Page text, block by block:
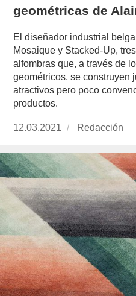
geométricas de
El diseñador industrial
Mosaique y Stacked-Up,
alfombras que, a través de
geométricos, se construyen
atractivos pero poco
productos.
Publicado
12.03.2021 https://
Redacción